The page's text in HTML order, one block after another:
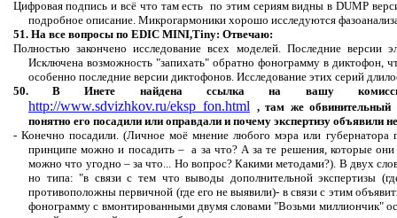
Цифровая подпись и всё что там есть по этим сериям видны в DUMP
подробное описание. Микрогармоники хорошо исследуются
51. На все вопросы по EDIC MINI,Tiny: Отвечаю:
Полностью закончено исследование всех моделей. Последние версии
Исключена возможность "запихать" обратно фонограмму в диктофон,
особенно последние версии диктофонов. Исследование этих серий
50. В Инете найдена ссылка на вашу
http://www.sdvizhkov.ru/eksp_fon.html , там же обвинительный
понятно его посадили или оправдали и почему экспертизу объявили
- Конечно посадили. (Личное моё мнение любого мэра или губернатора
принципе можно и посадить – а за что?А за те решения, которые они
можно что угодно – за что... Но вопрос?Какими методами?). В двух
но типа: "в связи с тем что выводы дополнительной экспертизы
противоположны первичной (где его не выявили)- в связи с этим
фонограмму с вмонтированными двумя словами "Возьми миллиончик"